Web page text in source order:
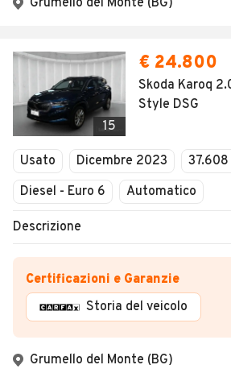
Grumello del Monte (BG)
15
€ 24.800
Skoda Karoq
Style DSG
Usato Dicembre 2023
37.608
Diesel - Euro 6
Automatico
Descrizione
Certificazioni e Garanzie
Storia del veicolo
Grumello del Monte (BG)